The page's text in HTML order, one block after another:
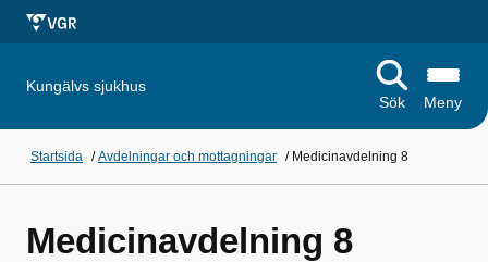
Kungälvs sjukhus
Sök
Meny
Startsida /Avdelningar och mottagningar / Medicinavdelning 8
Medicinavdelning 8